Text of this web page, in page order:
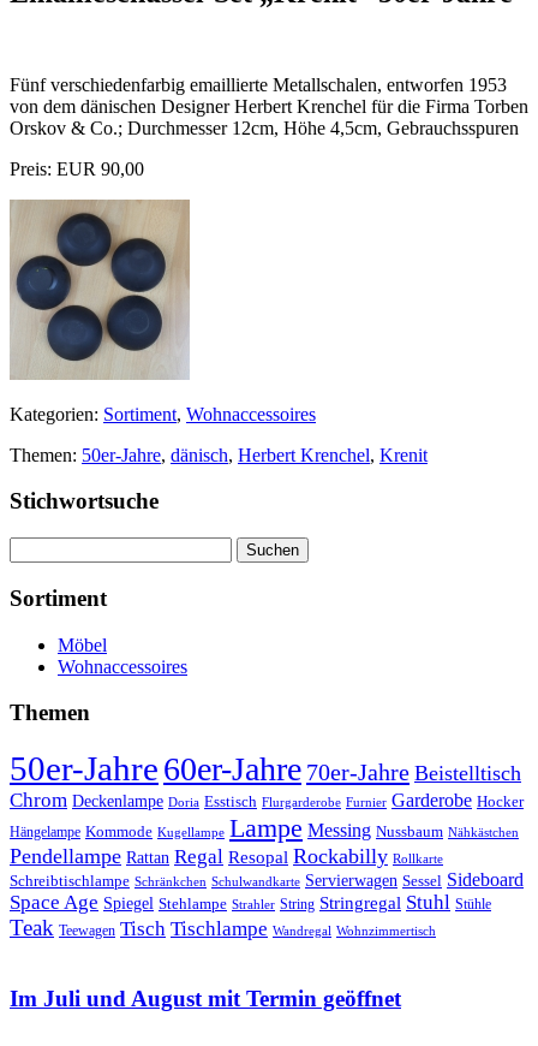
Fünf verschiedenfarbig emaillierte Metallschalen, entworfen 1953
von dem dänischen Designer Herbert Krenchel für die Firma Torben
Orskov & Co.; Durchmesser 12cm, Höhe 4,5cm, Gebrauchsspuren
Preis: EUR 90,00
Kategorien: Sortiment, Wohnaccessoires
Themen: 50er-Jahre, dänisch, Herbert Krenchel, Krenit
Stichwortsuche
nach:
Sortiment
Möbel
Wohnaccessoires
Themen
50er-Jahre60er-Jahre 70er-Jahre Beistelltisch
Chrom Deckenlampe Doria Esstisch Flurgarderobe Furnier Garderobe Hocker
Hängelampe Kommode Kugellampe Lampe Messing Nussbaum Nähkästchen
Pendellampe Rattan Regal Resopal Rockabilly Rollkarte
Schreibtischlampe Schränkchen Schulwandkarte Servierwagen Sessel Sideboard
Space Age Spiegel Stehlampe Strahler String Stringregal Stuhl Stühle
Teak Teewagen Tisch Tischlampe Wandregal Wohnzimmertisch
Im Juli und August mit Termin geöffnet